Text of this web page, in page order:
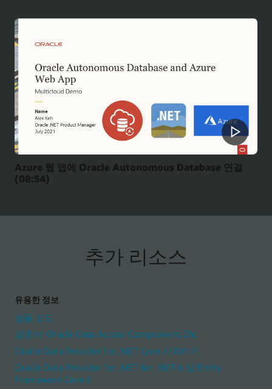
Azure 웹 앱에 Oracle Autonomous Database 연결
(08:54)
추가 리소스
유용한 정보
샘플 코드
설명서: Oracle Data Access Components 21c
Oracle Data Provider for .NET Core 시작하기
Oracle Data Provider for .NET for .NET 6 및 Entity
Framework Core 6